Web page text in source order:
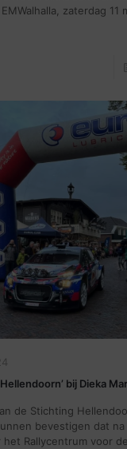
zaterdag 11
bij Dieka
de Stichting
bevestigen dat
het Rallycentrum voor